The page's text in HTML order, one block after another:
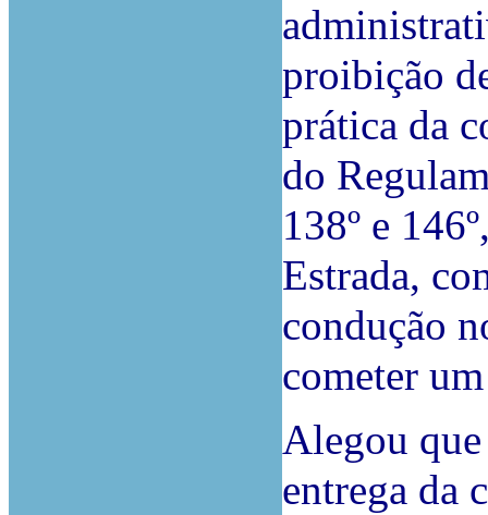
proibição
prática da
do
138º e
Estrada,
condução
cometer
Alegou que
entrega da